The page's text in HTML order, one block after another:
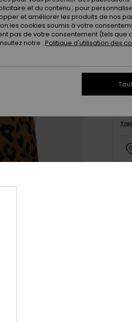
et du contenu ; pour
et améliorer les produits de nos
les cookies soumis à votre
pas de votre consentement (tels que
notre : Politique d'utilisation des